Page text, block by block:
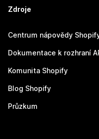
Zdroje
Centrum nápovědy
Dokumentace k rozhraní
Komunita Shopify
Blog Shopify
Průzkum